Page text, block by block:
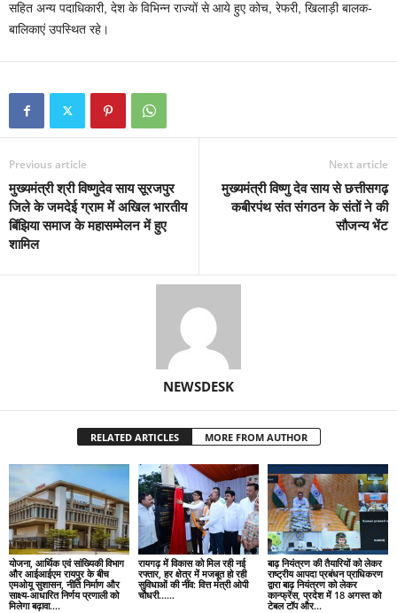
सहित अन्य पदाधिकारी, देश के विभिन्न राज्यों से आये हुए कोच, रेफरी, खिलाड़ी बालक-
बालिकाएं उपस्थित रहे।
Previous article
मुख्यमंत्री श्री विष्णुदेव साय सूरजपुर
जिले के जमदेई ग्राम में अखिल भारतीय
बिंझिया समाज के महासम्मेलन में हुए
शामिल
Next article
मुख्यमंत्री विष्णु देव साय से छत्तीसगढ़
कबीरपंथ संत संगठन के संतों ने की
सौजन्य भेंट
NEWSDESK
RELATED ARTICLES MORE FROM AUTHOR
योजना, आर्थिक एवं सांख्यिकी विभाग
और आईआईएम रायपुर के बीच
एमओयू सुशासन, नीति निर्माण और
साक्ष्य-आधारित निर्णय प्रणाली को
मिलेगा बढ़ावा….
रायगढ़ में विकास को मिल रही नई
रफ्तार, हर क्षेत्र में मजबूत हो रही
सुविधाओं की नींव: वित्त मंत्री ओपी
चौधरी……
बाढ़ नियंत्रण की तैयारियों को लेकर
राष्ट्रीय आपदा प्रबंधन प्राधिकरण
द्वारा बाढ़ नियंत्रण को लेकर
कान्फ्रेंस, प्रदेश में 18 अगस्त को
टेबल टॉप और...